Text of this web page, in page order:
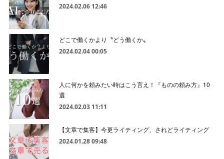
2024.02.06 12:46
どこで働くかより〝どう働くか〟
2024.02.04 00:05
人に何かを頼みたい時はこう言え！『ものの頼み方』10
選
2024.02.03 11:11
【文章で集客】今更ライティング、されどライティング
2024.01.28 09:48